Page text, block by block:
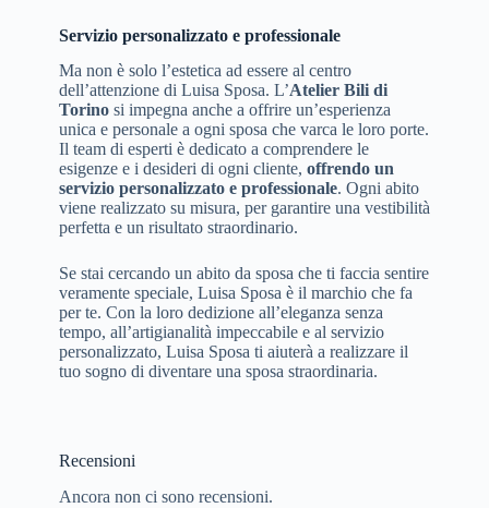
Servizio personalizzato e professionale
Ma non è solo l’estetica ad essere al centro
dell’attenzione di Luisa Sposa. L’Atelier Bili di
Torinosi impegna anche a offrire un’esperienza
unica e personale a ogni sposa che varca le loro porte.
Il team di esperti è dedicato a comprendere le
esigenze e i desideri di ogni cliente, offrendo un
servizio personalizzato e professionale. Ogni abito
viene realizzato su misura, per garantire una vestibilità
perfetta e un risultato straordinario.
Se stai cercando un abito da sposa che ti faccia sentire
veramente speciale, Luisa Sposa è il marchio che fa
per te. Con la loro dedizione all’eleganza senza
tempo, all’artigianalità impeccabile e al servizio
personalizzato, Luisa Sposa ti aiuterà a realizzare il
tuo sogno di diventare una sposa straordinaria.
Recensioni
Ancora non ci sono recensioni.